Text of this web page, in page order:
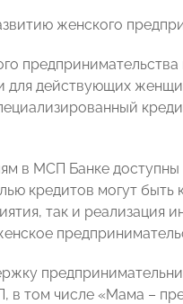
женского
для действующих
в МСП Банке доступны
кредитов могут быть
так и реализация
том числе «Мама –